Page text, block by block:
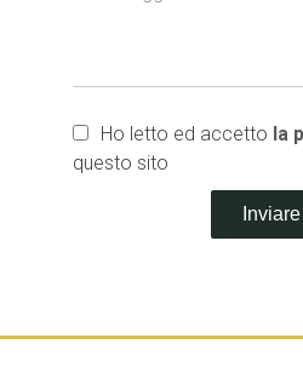
Ho letto ed accetto la
questo sito
Inviare